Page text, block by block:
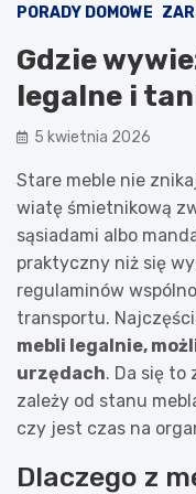
PORADY DOMOWE
Gdzie
legalne i
5 kwietnia 2026
Stare meble nie
wiatę śmietnikową
sąsiadami albo
praktyczny niż się
regulaminów
transportu.
mebli legalnie,
urzędach. Da się to
zależy od stanu
czy jest czas na
Dlaczego z